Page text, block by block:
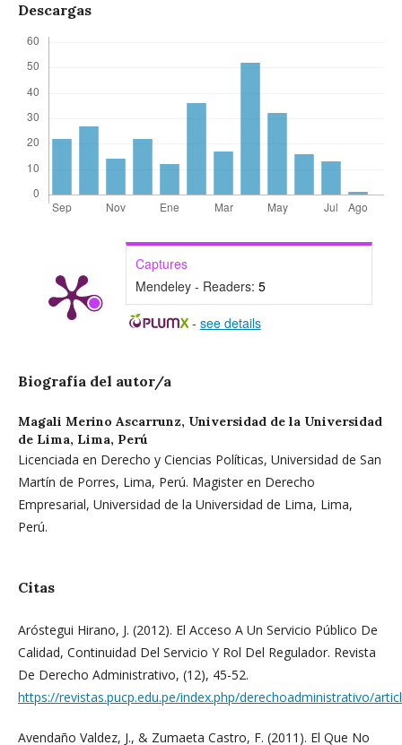
Descargas
Captures
Mendeley - Readers: 5
- see details
Biografía del autor/a
Magali Merino Ascarrunz, Universidad de la Universidad
de Lima, Lima, Perú
Licenciada en Derecho y Ciencias Políticas, Universidad de San
Martín de Porres, Lima, Perú. Magister en Derecho
Empresarial, Universidad de la Universidad de Lima, Lima,
Perú.
Citas
Aróstegui Hirano, J. (2012). El Acceso A Un Servicio Público De
Calidad, Continuidad Del Servicio Y Rol Del Regulador. Revista
De Derecho Administrativo, (12), 45-52.
https://revistas.pucp.edu.pe/index.php/derechoadministrativo/
Avendaño Valdez, J., & Zumaeta Castro, F. (2011). El Que No